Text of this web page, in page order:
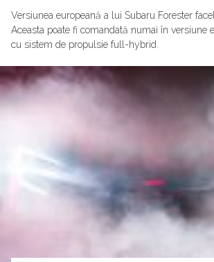
Versiunea europeană a lui Subaru Forester
Aceasta poate fi comandată numai în versiune
cu sistem de propulsie full-hybrid.